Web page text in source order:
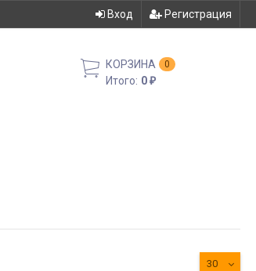
Вход Регистрация
КОРЗИНА 0
Итого: 0₽
30